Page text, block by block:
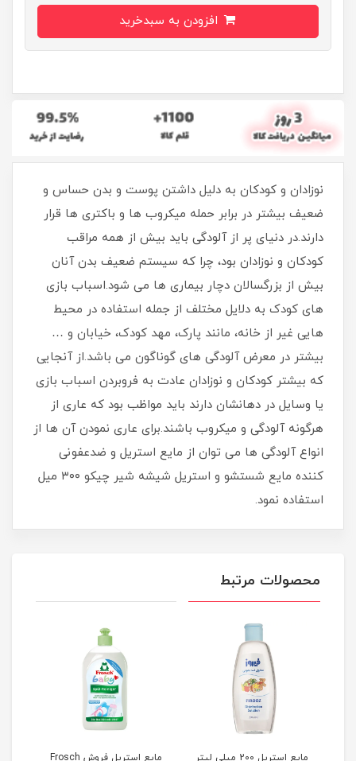
نوزادان و کودکان به دلیل داشتن پوست و بدن حساس و
ضعیف بیشتر در برابر حمله میکروب ها و باکتری ها قرار
دارند.در دنیای پر از آلودگی باید بیش از همه مراقب
کودکان و نوزادان بود، چرا که سیستم ضعیف بدن آنان
بیش از بزرگسالان دچار بیماری ها می شود.اسباب بازی
های کودک به دلایل مختلف از جمله استفاده در محیط
هایی غیر از خانه، مانند پارک، مهد کودک، خیابان و …
بیشتر در معرض آلودگی های گوناگون می باشد.از آنجایی
که بیشتر کودکان و نوزادان عادت به فروبردن اسباب بازی
یا وسایل در دهانشان دارند باید مواظب بود که عاری از
هرگونه آلودگی و میکروب باشند.برای عاری نمودن آن ها از
انواع آلودگی ها می توان از مایع استریل و ضدعفونی
کننده مایع شستشو و استریل شیشه شیر چیکو ۳۰۰ میل
استفاده نمود.
محصولات مرتبط
مایع استریل فروش Frosch
مایع شستشوی و استریل